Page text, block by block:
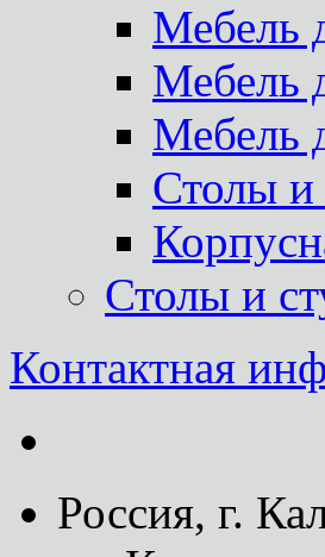
Мебель
Мебель
Мебель
Столы и
Столы и
Контактная
Россия, г.